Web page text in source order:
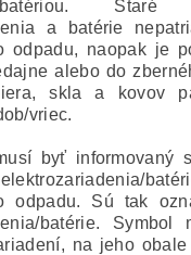
batériou.
a batérie
odpadu, naopak je
alebo do
skla a kovov
vriec.
byť informovaný
odpadu. Sú tak
batérie.
na jeho